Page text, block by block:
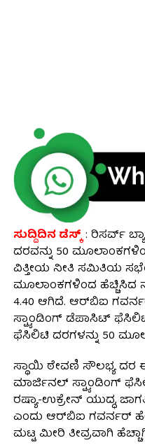
ಸುದ್ದಿದಿನ ಡೆಸ್ಕ್: ರಿಸರ್ವ್
ದರವನ್ನು 50
ವಿತ್ತೀಯ ನೀತಿ ಸಮಿತಿಯ
ಮೂಲಾಂಕಗಳಿಂದ ಹೆಚ್ಚಿಸಿದ
4.40 ಆಗಿದೆ. ಆರ್‌ಬಿಐ
ಸ್ಟ್ಯಾಂಡಿಂಗ್ ಡೆಪಾಸಿಟ್
ಫೆಸಿಲಿಟಿ ದರಗಳನ್ನು 50
ಸ್ಥಾಯಿ ಠೇವಣಿ ಸೌಲಭ್ಯ ದರ
ಮಾರ್ಜಿನಲ್ ಸ್ಟ್ಯಾಂಡಿಂಗ್
ರಷ್ಯಾ-ಉಕ್ರೇನ್ ಯುದ್ಧ,
ಎಂದು ಆರ್‌ಬಿಐ ಗವರ್ನರ್
ಮಟ್ಟ ಮೀರಿ ತೀವ್ರವಾಗಿ